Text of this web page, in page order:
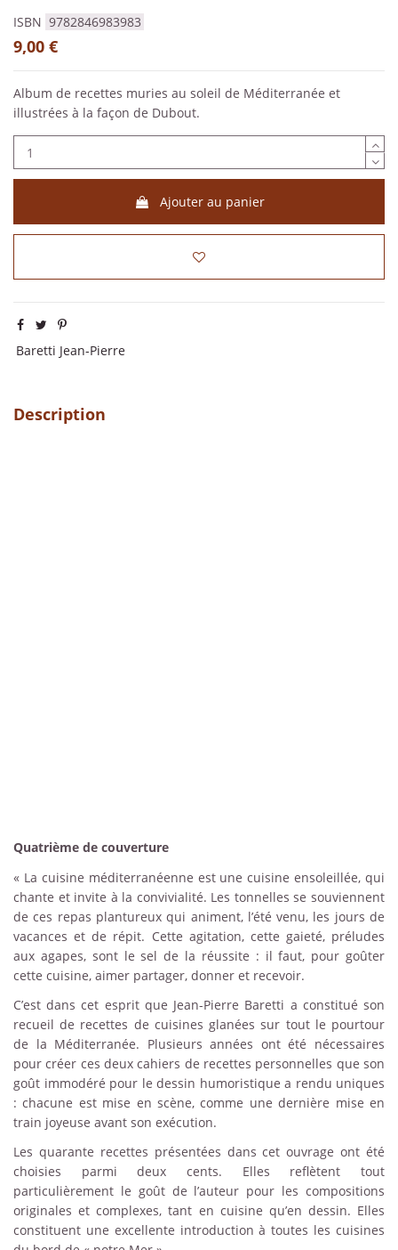
ISBN 9782846983983
9,00 €
Album de recettes muries au soleil de Méditerranée et
illustrées à la façon de Dubout.
Ajouter au panier
Baretti Jean-Pierre
Description
Quatrième de couverture
« La cuisine méditerranéenne est une cuisine ensoleillée, qui
chante et invite à la convivialité. Les tonnelles se souviennent
de ces repas plantureux qui animent, l’été venu, les jours de
vacances et de répit. Cette agitation, cette gaieté, préludes
aux agapes, sont le sel de la réussite : il faut, pour goûter
cette cuisine, aimer partager, donner et recevoir.
C’est dans cet esprit que Jean-Pierre Baretti a constitué son
recueil de recettes de cuisines glanées sur tout le pourtour
de la Méditerranée. Plusieurs années ont été nécessaires
pour créer ces deux cahiers de recettes personnelles que son
goût immodéré pour le dessin humoristique a rendu uniques
: chacune est mise en scène, comme une dernière mise en
train joyeuse avant son exécution.
Les quarante recettes présentées dans cet ouvrage ont été
choisies parmi deux cents. Elles reflètent tout
particulièrement le goût de l’auteur pour les compositions
originales et complexes, tant en cuisine qu’en dessin. Elles
constituent une excellente introduction à toutes les cuisines